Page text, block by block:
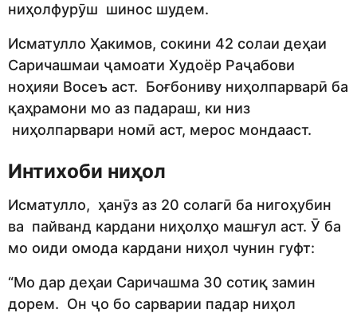
ниҳолфурӯш шинос шудем.
Исматулло Ҳакимов, сокини 42 солаи деҳаи
Саричашмаи ҷамоати Худоёр Раҷабови
ноҳияи Восеъ аст. Боғбониву ниҳолпарварӣ ба
қаҳрамони мо аз падараш, ки низ
ниҳолпарвари номӣ аст, мерос мондааст.
Интихоби ниҳол
Исматулло, ҳанӯз аз 20 солагӣ ба нигоҳубин
ва пайванд кардани ниҳолҳо машғул аст. Ӯ ба
мо оиди омода кардани ниҳол чунин гуфт:
“Мо дар деҳаи Саричашма 30 сотиқ замин
дорем. Он ҷо бо сарварии падар ниҳол